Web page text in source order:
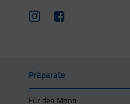
Präparate
Für den Mann